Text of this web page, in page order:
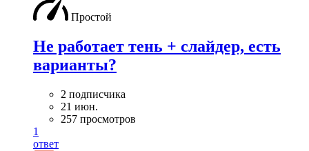
Простой
Не работает тень + слайдер, есть
варианты?
2 подписчика
21 июн.
257 просмотров
1
ответ